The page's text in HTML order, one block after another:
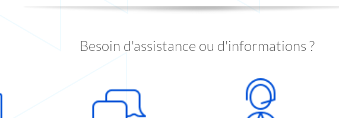
Besoin d'assistance ou d'informations ?